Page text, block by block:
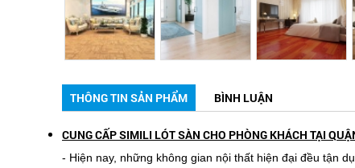
THÔNG TIN SẢN PHẨM BÌNH LUẬN
CUNG CẤP SIMILI LÓT SÀN CHO PHÒNG KHÁCH TẠI
- Hiện nay, những không gian nội thất hiện đại đều tận